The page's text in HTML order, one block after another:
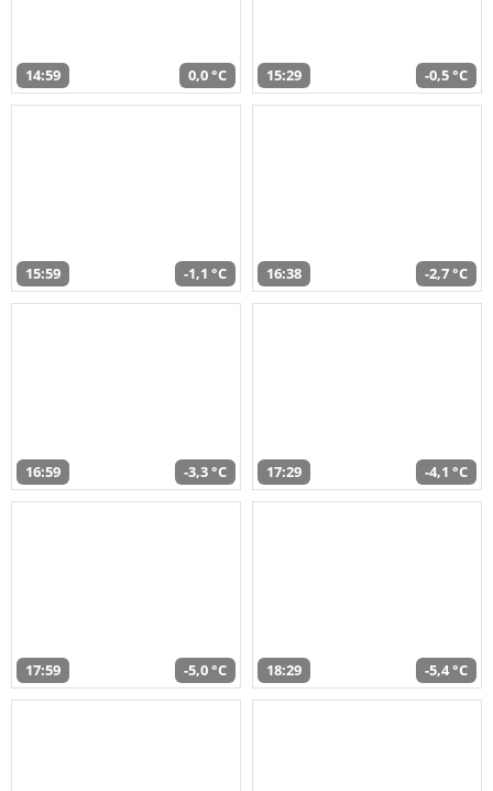
14:59 0,0 °C 15:29 -0,5 °C
15:59 -1,1 °C 16:38 -2,7 °C
16:59 -3,3 °C 17:29 -4,1 °C
17:59 -5,0 °C 18:29 -5,4 °C